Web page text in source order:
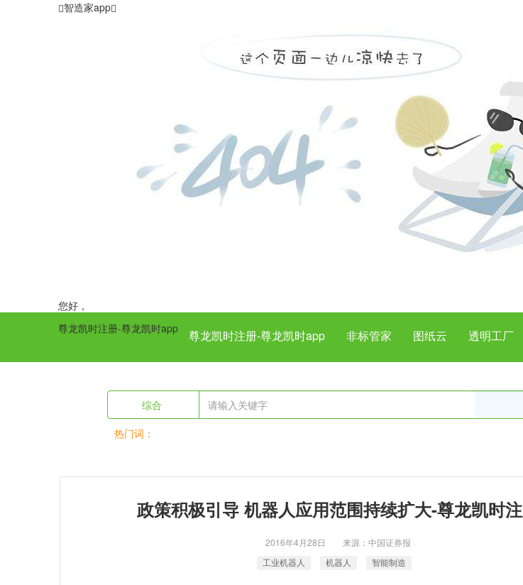
智造家app
您好，
尊龙凯时注册-尊龙凯时app
尊龙凯时注册-尊龙凯时app 非标管家 图纸云 透明工厂
综合
热门词：
政策积极引导 机器人应用范围持续扩大-尊龙凯时
2016年4月28日 来源：中国证券报
工业机器人
机器人 智能制造